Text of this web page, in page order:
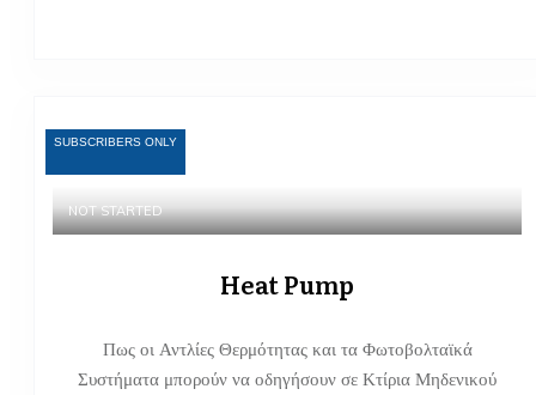
SUBSCRIBERS ONLY
NOT STARTED
Heat Pump
Πως οι Αντλίες Θερμότητας και τα Φωτοβολταϊκά
Συστήματα μπορούν να οδηγήσουν σε Κτίρια Μηδενικού